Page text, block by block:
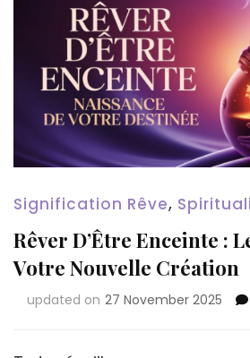
Signification Rêve,
Rêver D’Être Enceinte :
Votre Nouvelle Création
updated on 27 November 2025